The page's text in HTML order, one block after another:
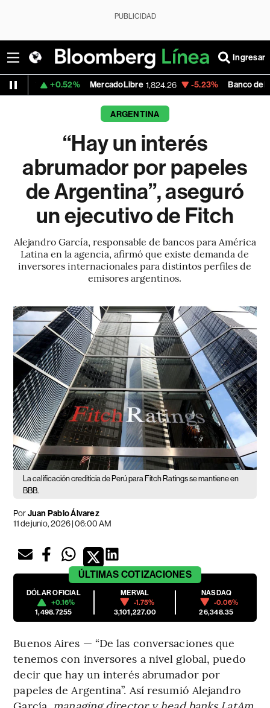
PUBLICIDAD
Ingresar
MercadoLibre 1,824.26 -5.23% Banco de Bogota
ARGENTINA
“Hay un interés
abrumador por papeles
de Argentina”, aseguró
un ejecutivo de Fitch
Alejandro García, responsable de bancos para América
Latina en la agencia, afirmó que existe demanda de
inversores internacionales para distintos perfiles de
emisores argentinos.
La calificación crediticia de Perú para Fitch Ratings se mantiene en
BBB.
PorJuan Pablo Álvarez
11 de junio, 2026 | 06:00 AM
ÚLTIMAS COTIZACIONES
DÓLAR OFICIAL
+0.16%
1,498.7255
MERVAL
-1.75%
3,101,227.00
NASDAQ
-0.06%
26,348.35
Buenos Aires — “De las conversaciones que
tenemos con inversores a nivel global, puedo
decir que hay un interés abrumador por
papeles de Argentina”. Así resumió Alejandro